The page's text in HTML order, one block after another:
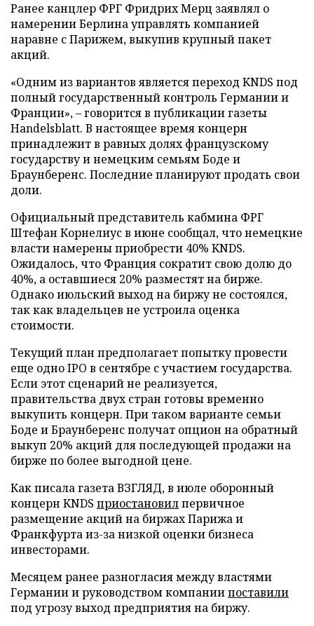
Ранее канцлер ФРГ Фридрих Мерц заявлял о
намерении Берлина управлять компанией
наравне с Парижем, выкупив крупный пакет
акций.
«Одним из вариантов является переход KNDS под
полный государственный контроль Германии и
Франции», – говорится в публикации газеты
Handelsblatt. В настоящее время концерн
принадлежит в равных долях французскому
государству и немецким семьям Боде и
Браунберенс. Последние планируют продать свои
доли.
Официальный представитель кабмина ФРГ
Штефан Корнелиус в июне сообщал, что немецкие
власти намерены приобрести 40% KNDS.
Ожидалось, что Франция сократит свою долю до
40%, а оставшиеся 20% разместят на бирже.
Однако июльский выход на биржу не состоялся,
так как владельцев не устроила оценка
стоимости.
Текущий план предполагает попытку провести
еще одно IPO в сентябре с участием государства.
Если этот сценарий не реализуется,
правительства двух стран готовы временно
выкупить концерн. При таком варианте семьи
Боде и Браунберенс получат опцион на обратный
выкуп 20% акций для последующей продажи на
бирже по более выгодной цене.
Как писала газета ВЗГЛЯД, в июле оборонный
концерн KNDS приостановилпервичное
размещение акций на биржах Парижа и
Франкфурта из-за низкой оценки бизнеса
инвесторами.
Месяцем ранее разногласия между властями
Германии и руководством компаниипоставили
под угрозу выход предприятия на биржу.